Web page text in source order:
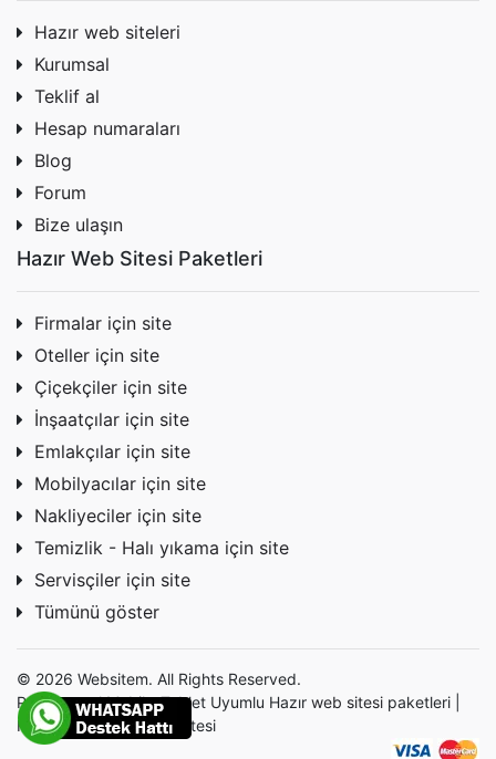
Hazır web siteleri
Kurumsal
Teklif al
Hesap numaraları
Blog
Forum
Bize ulaşın
Hazır Web Sitesi Paketleri
Firmalar için site
Oteller için site
Çiçekçiler için site
İnşaatçılar için site
Emlakçılar için site
Mobilyacılar için site
Nakliyeciler için site
Temizlik - Halı yıkama için site
Servisçiler için site
Tümünü göster
© 2026 Websitem. All Rights Reserved.
Profesyonel Mobil - Tablet Uyumlu Hazır web sitesi paketleri |
Hazır site | Hazır Web Sitesi